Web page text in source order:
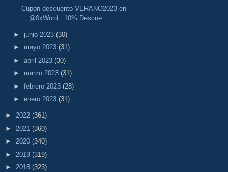
Cupón descuento VERANO2023 en
@0xWord : 10% Descue...
► junio 2023 (30)
► mayo 2023 (31)
► abril 2023 (30)
► marzo 2023 (31)
► febrero 2023 (28)
► enero 2023 (31)
► 2022 (361)
► 2021 (360)
► 2020 (340)
► 2019 (319)
► 2018 (323)